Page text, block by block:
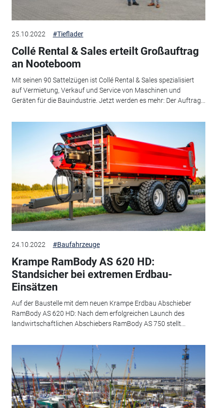
25.10.2022 #Tieflader
Collé Rental & Sales erteilt Großauftrag
an Nooteboom
Mit seinen 90 Sattelzügen ist Collé Rental & Sales spezialisiert
auf Vermietung, Verkauf und Service von Maschinen und
Geräten für die Bauindustrie. Jetzt werden es mehr: Der Auftrag...
24.10.2022 #Baufahrzeuge
Krampe RamBody AS 620 HD:
Standsicher bei extremen Erdbau-
Einsätzen
Auf der Baustelle mit dem neuen Krampe Erdbau Abschieber
RamBody AS 620 HD: Nach dem erfolgreichen Launch des
landwirtschaftlichen Abschiebers RamBody AS 750 stellt...